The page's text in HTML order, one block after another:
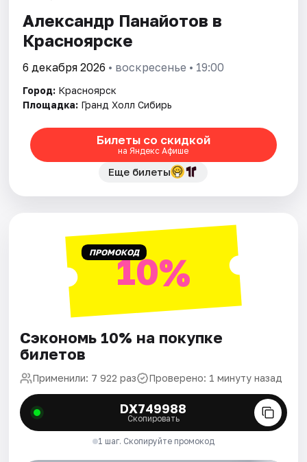
Города
Площадки
Артисты
Рейтинги
Александр Панайотов в
Красноярске
6 декабря 2026 • воскресенье • 19:00
Город: Красноярск
Площадка: Гранд Холл Сибирь
Билеты со скидкой
на Яндекс Афише
Еще билеты
ПРОМОКОД10%
Сэкономь 10% на покупке
билетов
Применили: 7 922 раз Проверено: 1 минуту назад
DX749988
Скопировать
1 шаг. Скопируйте промокод